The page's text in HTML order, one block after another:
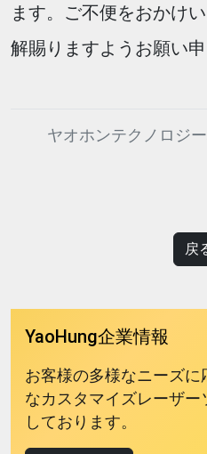
ます。ご不便をおかけ
解賜りますようお願い申
ヤオホンテクノロジ
戻
YaoHung企業情報
お客様の多様なニーズ
なカスタマイズレーザ
しております。